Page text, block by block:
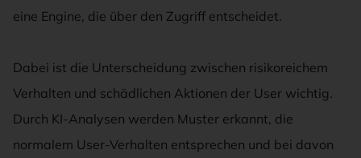
eine Engine, die über den Zugriff entscheidet.
Dabei ist die Unterscheidung zwischen risikoreichem
Verhalten und schädlichen Aktionen der User wichtig.
Durch KI-Analysen werden Muster erkannt, die
normalem User-Verhalten entsprechen und bei davon